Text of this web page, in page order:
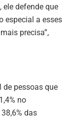
ele defende que
especial a esses
precisa”,
de pessoas que
no
das